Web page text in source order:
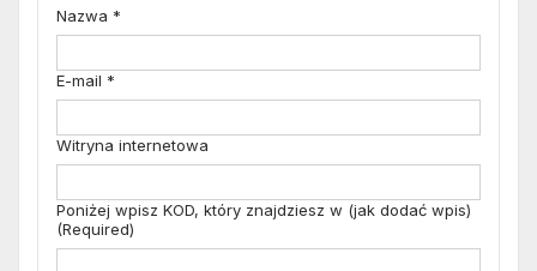
Nazwa *
E-mail *
Witryna internetowa
Poniżej wpisz KOD, który znajdziesz w (jak dodać wpis)
(Required)